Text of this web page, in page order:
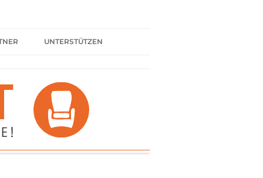
UNTERSTÜTZEN
SPENDEN
FÖRDERMITGLIED WERDEN
MITGLIEDSCHAFT